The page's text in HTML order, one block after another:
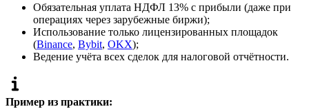
Обязательная уплата НДФЛ 13% с прибыли (даже при
операциях через зарубежные биржи);
Использование только лицензированных площадок
(Binance, Bybit, OKX);
Ведение учёта всех сделок для налоговой отчётности.
Пример из практики: